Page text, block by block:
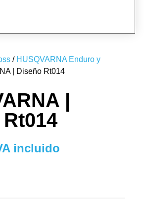
/ HUSQVARNA Enduro y
| Diseño Rt014
|
incluido